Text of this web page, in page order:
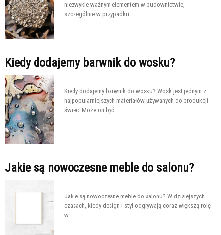
niezwykle ważnym elementem w budownictwie,
szczególnie w przypadku...
Kiedy dodajemy barwnik do wosku?
Kiedy dodajemy barwnik do wosku? Wosk jest jednym z
najpopularniejszych materiałów używanych do produkcji
świec. Może on być...
Jakie są nowoczesne meble do salonu?
Jakie są nowoczesne meble do salonu? W dzisiejszych
czasach, kiedy design i styl odgrywają coraz większą rolę
w...